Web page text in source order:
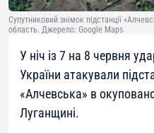
Супутниковий знімок підстанції
область. Джерело: Google Maps
У ніч із 7 на 8 червня
України атакували
«Алчевська» в
Луганщині.